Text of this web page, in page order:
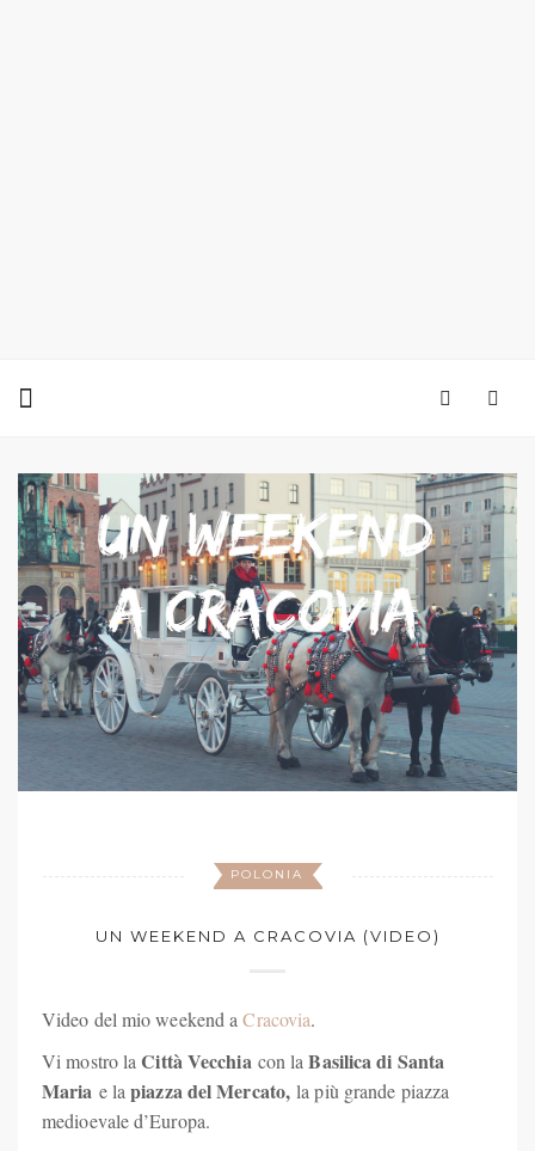
POLONIA
UN WEEKEND A CRACOVIA (VIDEO)
Video del mio weekend aCracovia.
Vi mostro laCittà Vecchia con laBasilica di Santa
Maria e lapiazza del Mercato, la più grande piazza
medioevale d’Europa.